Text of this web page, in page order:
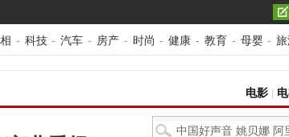
- 科技 - 汽车 - 房产 - 时尚 - 健康 - 教育 - 母婴 -
电影